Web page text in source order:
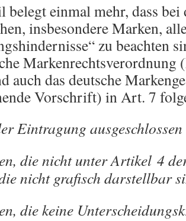
belegt einmal mehr, dass
insbesondere Marken,
zu beachten
Markenrechtsverordnung
auch das deutsche
Vorschrift) in Art. 7
Eintragung
die nicht unter Artikel 4
nicht grafisch darstellbar
die keine